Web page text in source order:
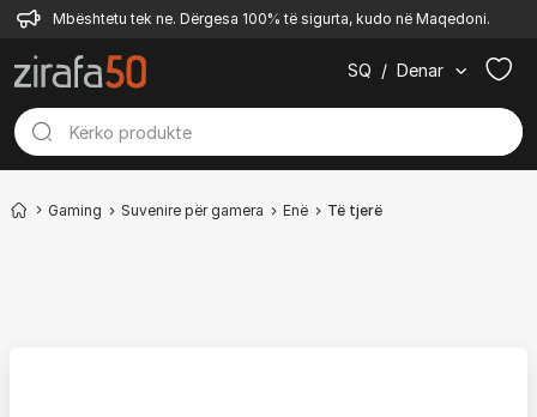
Mbështetu tek ne. Dërgesa 100% të sigurta, kudo në Maqedoni.
SQ / Denar
Gaming Suvenire për gamera Enë Të tjerë